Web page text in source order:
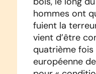
hommes ont
fuient la
vient d’être
quatrième
européenne